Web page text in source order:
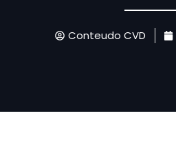
Conteudo CVD